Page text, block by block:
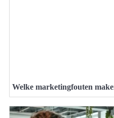
Welke marketingfouten